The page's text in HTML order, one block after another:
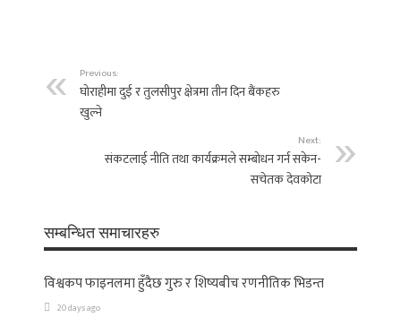
Previous:
घोराहीमा दुई र तुलसीपुर क्षेत्रमा तीन दिन बैंकहरु
खुल्ने
Next:
संकटलाई नीति तथा कार्यक्रमले सम्बोधन गर्न सकेन-
सचेतक देवकोटा
सम्बन्धित समाचारहरु
विश्वकप फाइनलमा हुँदैछ गुरु र शिष्यबीच रणनीतिक भिडन्त
20 days ago